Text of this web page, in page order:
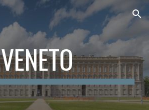
Skip to navigation
VENETO